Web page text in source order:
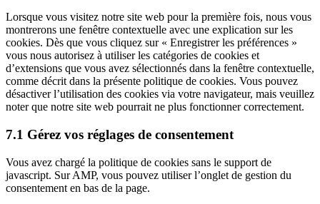
divers
Lorsque vous visitez notre site web pour la première fois, nous vous
montrerons une fenêtre contextuelle avec une explication sur les
cookies. Dès que vous cliquez sur « Enregistrer les préférences »
vous nous autorisez à utiliser les catégories de cookies et
d’extensions que vous avez sélectionnés dans la fenêtre contextuelle,
comme décrit dans la présente politique de cookies. Vous pouvez
désactiver l’utilisation des cookies via votre navigateur, mais veuillez
noter que notre site web pourrait ne plus fonctionner correctement.
7.1 Gérez vos réglages de consentement
Vous avez chargé la politique de cookies sans le support de
javascript. Sur AMP, vous pouvez utiliser l’onglet de gestion du
consentement en bas de la page.